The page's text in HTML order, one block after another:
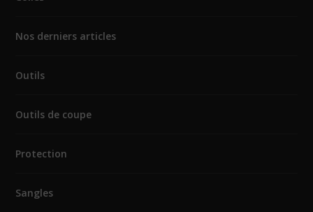
Nos derniers articles
Outils
Outils de coupe
Protection
Sangles